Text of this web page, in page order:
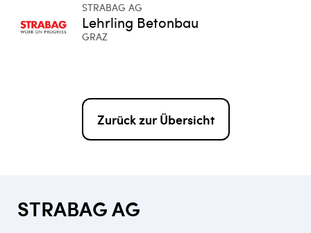
STRABAG AG
Lehrling Betonbau
GRAZ
Zurück zur Übersicht
STRABAG AG